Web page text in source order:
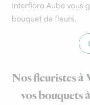
Interflora Aube vous
bouquet de fleurs.
Nos fleuristes
vos bouquets